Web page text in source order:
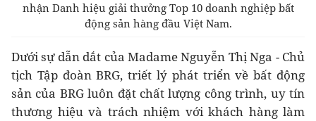
nhận Danh hiệu giải thưởng Top 10 doanh nghiệp bất
động sản hàng đầu Việt Nam.
Dưới sự dẫn dắt của Madame Nguyễn Thị Nga - Chủ
tịch Tập đoàn BRG, triết lý phát triển về bất động
sản của BRG luôn đặt chất lượng công trình, uy tín
thương hiệu và trách nhiệm với khách hàng làm